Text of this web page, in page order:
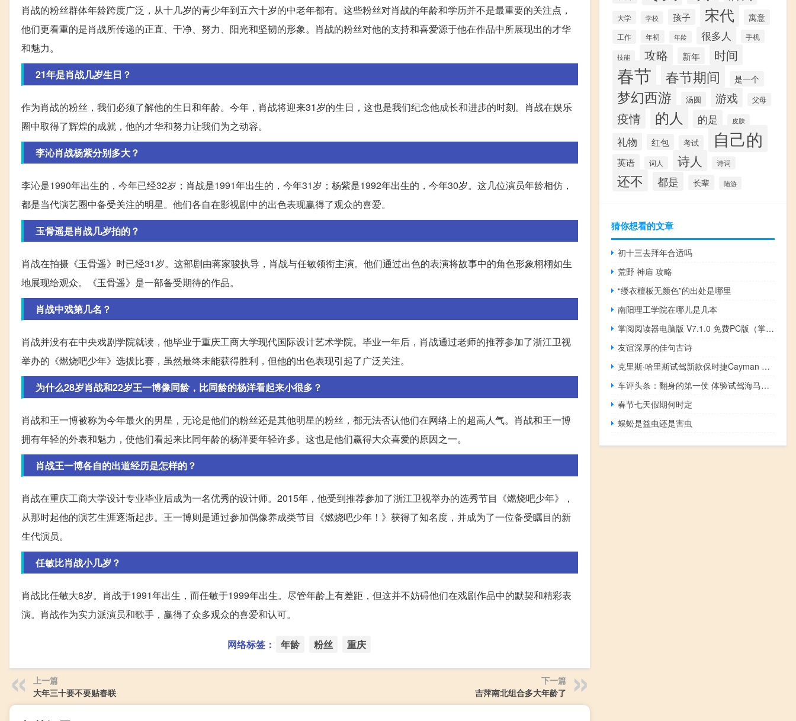
肖战的粉丝群体年龄跨度广泛，从十几岁的青少年到五六十岁的中老年都有。这些粉丝对肖战的年龄和学历并不是最重要的关注点，
他们更看重的是肖战所传递的正直、干净、努力、阳光和坚韧的形象。肖战的粉丝对他的支持和喜爱源于他在作品中所展现出的才华
和魅力。
21年是肖战几岁生日？
作为肖战的粉丝，我们必须了解他的生日和年龄。今年，肖战将迎来31岁的生日，这也是我们纪念他成长和进步的时刻。肖战在娱乐
圈中取得了辉煌的成就，他的才华和努力让我们为之动容。
李沁肖战杨紫分别多大？
李沁是1990年出生的，今年已经32岁；肖战是1991年出生的，今年31岁；杨紫是1992年出生的，今年30岁。这几位演员年龄相仿，
都是当代演艺圈中备受关注的明星。他们各自在影视剧中的出色表现赢得了观众的喜爱。
玉骨遥是肖战几岁拍的？
肖战在拍摄《玉骨遥》时已经31岁。这部剧由蒋家骏执导，肖战与任敏领衔主演。他们通过出色的表演将故事中的角色形象栩栩如生
地展现给观众。《玉骨遥》是一部备受期待的作品。
肖战中戏第几名？
肖战并没有在中央戏剧学院就读，他毕业于重庆工商大学现代国际设计艺术学院。毕业一年后，肖战通过老师的推荐参加了浙江卫视
举办的《燃烧吧少年》选拔比赛，虽然最终未能获得胜利，但他的出色表现引起了广泛关注。
为什么28岁肖战和22岁王一博像同龄，比同龄的杨洋看起来小很多？
肖战和王一博被称为今年最火的男星，无论是他们的粉丝还是其他明星的粉丝，都无法否认他们在网络上的超高人气。肖战和王一博
拥有年轻的外表和魅力，使他们看起来比同年龄的杨洋要年轻许多。这也是他们赢得大众喜爱的原因之一。
肖战王一博各自的出道经历是怎样的？
肖战在重庆工商大学设计专业毕业后成为一名优秀的设计师。2015年，他受到推荐参加了浙江卫视举办的选秀节目《燃烧吧少年》，
从那时起他的演艺生涯逐渐起步。王一博则是通过参加偶像养成类节目《燃烧吧少年！》获得了知名度，并成为了一位备受瞩目的新
生代演员。
任敏比肖战小几岁？
肖战比任敏大8岁。肖战于1991年出生，而任敏于1999年出生。尽管年龄上有差距，但这并不妨碍他们在戏剧作品中的默契和精彩表
演。肖战作为实力派演员和歌手，赢得了众多观众的喜爱和认可。
网络标签： 年龄 粉丝 重庆
上一篇
大年三十要不要贴春联
下一篇
吉萍南北组合多大年龄了
大学 学校 孩子 宋代 寓意
工作 年初 年龄 很多人 手机
技能 攻略 新年 时间
春节 春节期间 是一个
梦幻西游 汤圆 游戏 父母
疫情 的人 的是 皮肤
礼物 红包 考试 自己的
英语 词人 诗人 诗词
还不 都是 长辈 陆游
猜你想看的文章
初十三去拜年合适吗
荒野 神庙 攻略
“缕衣檀板无颜色”的出处是哪里
南阳理工学院在哪儿是几本
掌阅阅读器电脑版 V7.1.0 免费PC版（掌阅阅读器电脑版 V7.1.0 免费PC版功能简介）
友谊深厚的佳句古诗
克里斯·哈里斯试驾新款保时捷Cayman GT4的视频
车评头条：翻身的第一仗 体验试驾海马全新8S
春节七天假期何时定
蜈蚣是益虫还是害虫